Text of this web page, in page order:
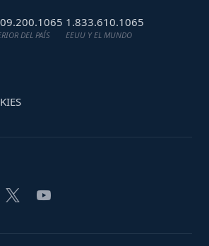
DEL PAÍS
1.833.610.1065
EEUU Y EL MUNDO